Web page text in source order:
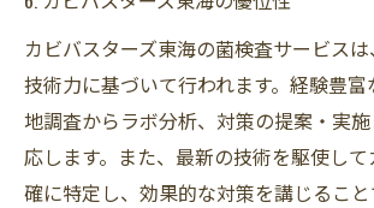
カビバスターズ東海の菌検査サービス
技術力に基づいて行われます。経験豊
地調査からラボ分析、対策の提案・実
応します。また、最新の技術を駆使し
確に特定し、効果的な対策を講じるこ